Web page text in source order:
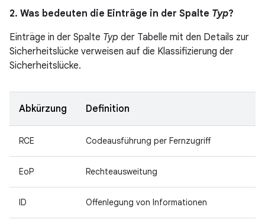
2. Was bedeuten die Einträge in der Spalte Typ?
Einträge in der Spalte Typ der Tabelle mit den Details zur
Sicherheitslücke verweisen auf die Klassifizierung der
Sicherheitslücke.
Abkürzung Definition
RCE Codeausführung per Fernzugriff
EoP Rechteausweitung
ID Offenlegung von Informationen